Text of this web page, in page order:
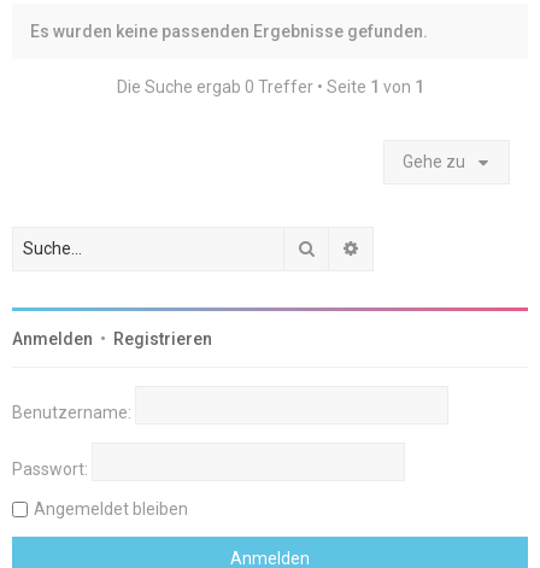
Es wurden keine passenden Ergebnisse gefunden.
Die Suche ergab 0 Treffer • Seite 1 von 1
Gehe zu
Suche
Anmelden • Registrieren
Benutzername:
Passwort:
Angemeldet bleiben